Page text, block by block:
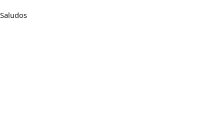
Saludos